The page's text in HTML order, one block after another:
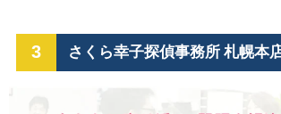
3 さくら幸子探偵事務所 札幌本